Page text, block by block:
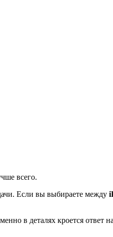
всего.
Если вы выбираете между
в деталях кроется ответ